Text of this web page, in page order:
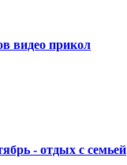
видео прикол
- отдых с семьей